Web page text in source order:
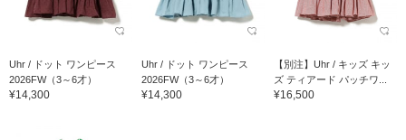
Uhr / ドット ワンピース
2026FW（3～6才）
¥14,300
Uhr / ドット ワンピース
2026FW（3～6才）
¥14,300
【別注】Uhr / キッズ キッ
ズ ティアード パッチワ...
¥16,500